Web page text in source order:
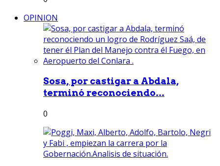
OPINION
Sosa, por castigar a Abdala,
terminó reconociendo...
0